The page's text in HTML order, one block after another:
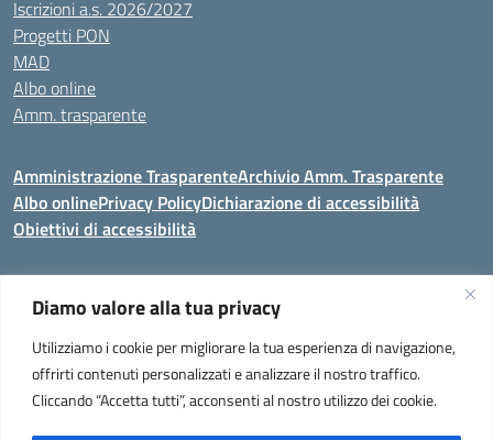
Diamo valore alla tua privacy
Utilizziamo i cookie per migliorare la tua esperienza di navigazione,
offrirti contenuti personalizzati e analizzare il nostro traffico.
Cliccando “Accetta tutti”, acconsenti al nostro utilizzo dei cookie.
Iscrizioni a.s. 2026/2027
Progetti PON
MAD
Albo online
Amm. trasparente
Amministrazione TrasparenteArchivio Amm. Trasparente
Albo onlinePrivacy PolicyDichiarazione di accessibilità
Obiettivi di accessibilità
Codice meccanografico:VEIC859007
Istituto Comprensivo di Portogruaro e Fossalta di Portogruaro- Via
Liguria 32, Portogruaro 30026 (VENEZIA)
Tel. +39 0421 273251 oppure +39 0421 273280